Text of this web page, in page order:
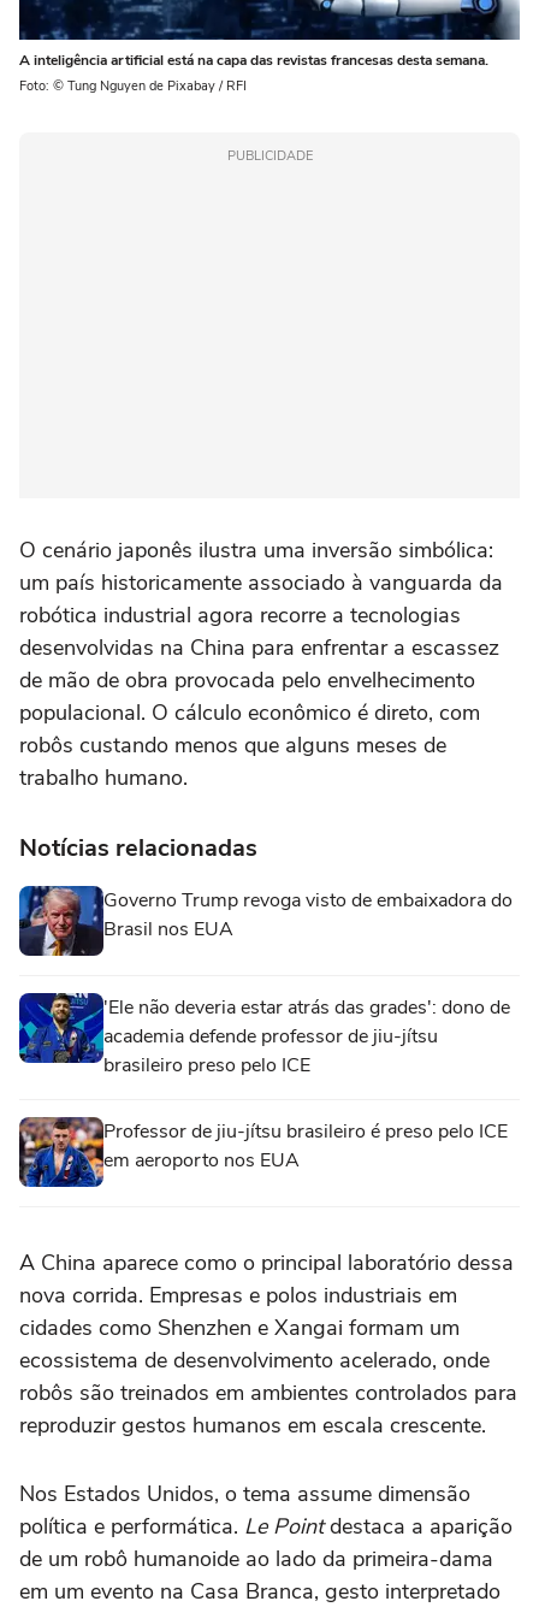
A inteligência artificial está na capa das revistas francesas desta semana.
Foto: © Tung Nguyen de Pixabay / RFI
PUBLICIDADE
O cenário japonês ilustra uma inversão simbólica:
um país historicamente associado à vanguarda da
robótica industrial agora recorre a tecnologias
desenvolvidas na China para enfrentar a escassez
de mão de obra provocada pelo envelhecimento
populacional. O cálculo econômico é direto, com
robôs custando menos que alguns meses de
trabalho humano.
Notícias relacionadas
Governo Trump revoga visto de embaixadora do
Brasil nos EUA
'Ele não deveria estar atrás das grades': dono de
academia defende professor de jiu-jítsu
brasileiro preso pelo ICE
Professor de jiu-jítsu brasileiro é preso pelo ICE
em aeroporto nos EUA
A China aparece como o principal laboratório dessa
nova corrida. Empresas e polos industriais em
cidades como Shenzhen e Xangai formam um
ecossistema de desenvolvimento acelerado, onde
robôs são treinados em ambientes controlados para
reproduzir gestos humanos em escala crescente.
Nos Estados Unidos, o tema assume dimensão
política e performática. Le Pointdestaca a aparição
de um robô humanoide ao lado da primeira-dama
em um evento na Casa Branca, gesto interpretado